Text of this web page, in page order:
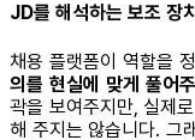
JD를 해석하는 보조 장
채용 플랫폼이 역할을
의를 현실에 맞게 풀어
곽을 보여주지만, 실제
해 주지는 않습니다. 그